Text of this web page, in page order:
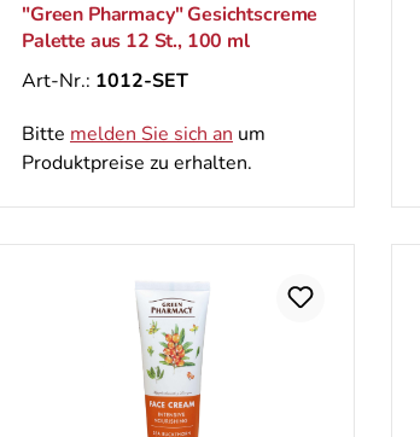
"Green Pharmacy" Gesichtscreme
Palette aus 12 St., 100 ml
Art-Nr.: 1012-SET
Bitte melden Sie sich an um
Produktpreise zu erhalten.